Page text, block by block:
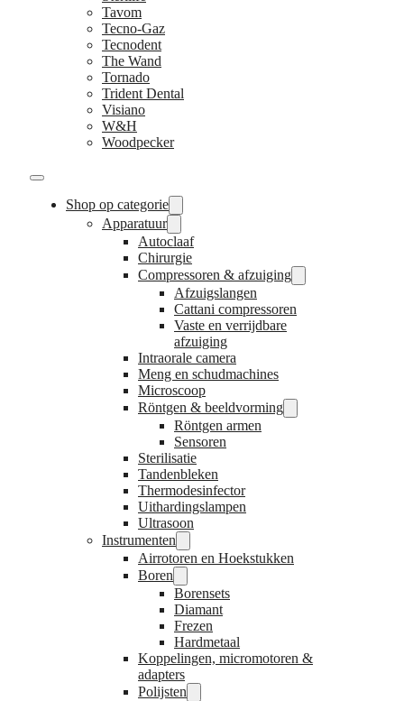
Tavom
Tecno-Gaz
Tecnodent
The Wand
Tornado
Trident Dental
Visiano
W&H
Woodpecker
Shop op categorie
Apparatuur
Autoclaaf
Chirurgie
Compressoren & afzuiging
Afzuigslangen
Cattani compressoren
Vaste en verrijdbare
afzuiging
Intraorale camera
Meng en schudmachines
Microscoop
Röntgen & beeldvorming
Röntgen armen
Sensoren
Sterilisatie
Tandenbleken
Thermodesinfector
Uithardingslampen
Ultrasoon
Instrumenten
Airrotoren en Hoekstukken
Boren
Borensets
Diamant
Frezen
Hardmetaal
Koppelingen, micromotoren &
adapters
Polijsten